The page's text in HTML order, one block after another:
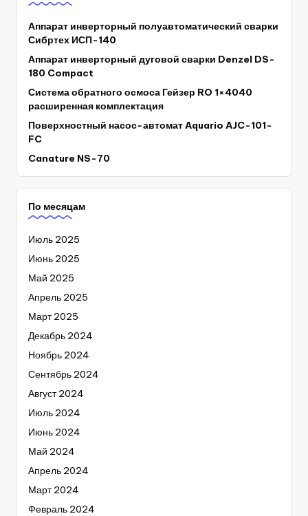
Аппарат инверторный полуавтоматический сварки
Сибртех ИСП-140
Аппарат инверторный дуговой сварки Denzel DS-
180 Compact
Система обратного осмоса Гейзер RO 1×4040
расширенная комплектация
Поверхностный насос-автомат Aquario AJC-101-
FC
Canature NS-70
По месяцам
Июль 2025
Июнь 2025
Май 2025
Апрель 2025
Март 2025
Декабрь 2024
Ноябрь 2024
Сентябрь 2024
Август 2024
Июль 2024
Июнь 2024
Май 2024
Апрель 2024
Март 2024
Февраль 2024